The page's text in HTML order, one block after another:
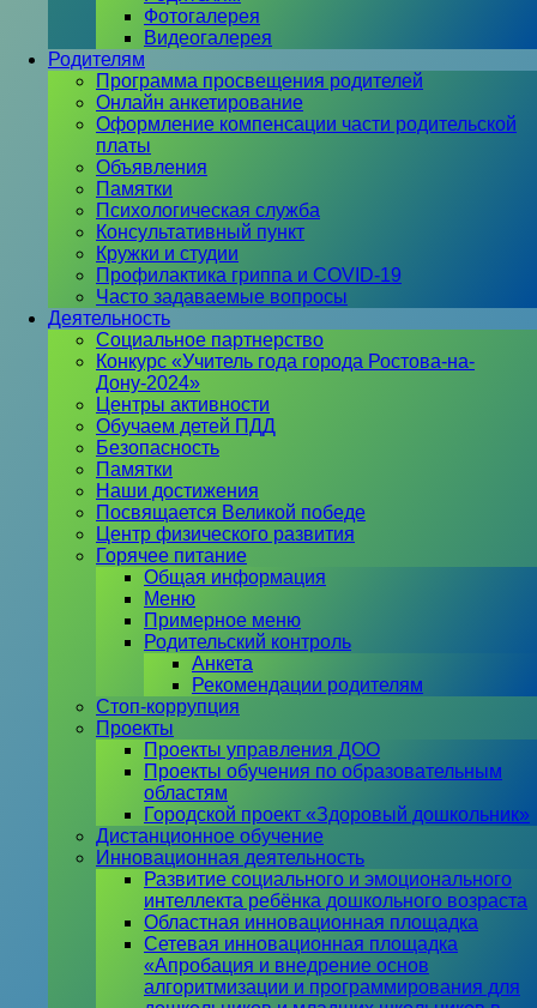
Фотогалерея
Видеогалерея
Родителям
Программа просвещения родителей
Онлайн анкетирование
Оформление компенсации части родительской
платы
Объявления
Памятки
Психологическая служба
Консультативный пункт
Кружки и студии
Профилактика гриппа и COVID-19
Часто задаваемые вопросы
Деятельность
Социальное партнерство
Конкурс «Учитель года города Ростова-на-
Дону-2024»
Центры активности
Обучаем детей ПДД
Безопасность
Памятки
Наши достижения
Посвящается Великой победе
Центр физического развития
Горячее питание
Общая информация
Меню
Примерное меню
Родительский контроль
Анкета
Рекомендации родителям
Стоп-коррупция
Проекты
Проекты управления ДОО
Проекты обучения по образовательным
областям
Городской проект «Здоровый дошкольник»
Дистанционное обучение
Инновационная деятельность
Развитие социального и эмоционального
интеллекта ребёнка дошкольного возраста
Областная инновационная площадка
Сетевая инновационная площадка
«Апробация и внедрение основ
алгоритмизации и программирования для